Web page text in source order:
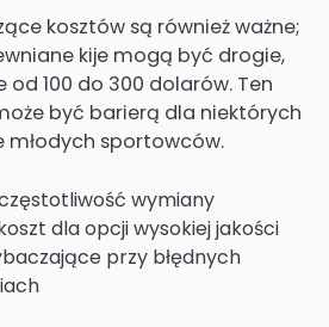
kosztów są również ważne;
kije mogą być drogie,
od 100 do 300 dolarów. Ten
być barierą dla niektórych
młodych sportowców.
wymiany
dla opcji wysokiej jakości
przy błędnych